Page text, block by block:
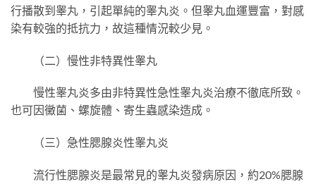
行播散到睾丸，引起單純的睾丸炎。但睾丸血運豐富，對感
染有較強的抵抗力，故這種情況較少見。
（二）慢性非特異性睾丸
慢性睾丸炎多由非特異性急性睾丸炎治療不徹底所致。
也可因黴菌、螺旋體、寄生蟲感染造成。
（三）急性腮腺炎性睾丸炎
流行性腮腺炎是最常見的睾丸炎發病原因，約20%腮腺